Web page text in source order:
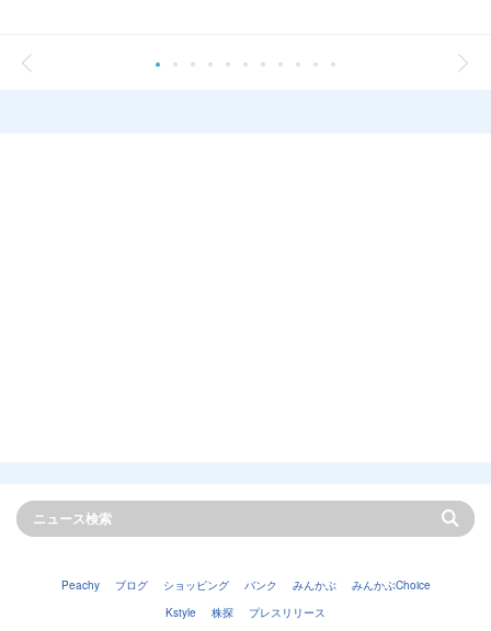
Peachy ブログ ショッピング バンク みんかぶ
みんかぶChoice
Kstyle
株探 プレスリリース